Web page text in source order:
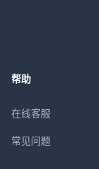
帮助
在线客服
常见问题